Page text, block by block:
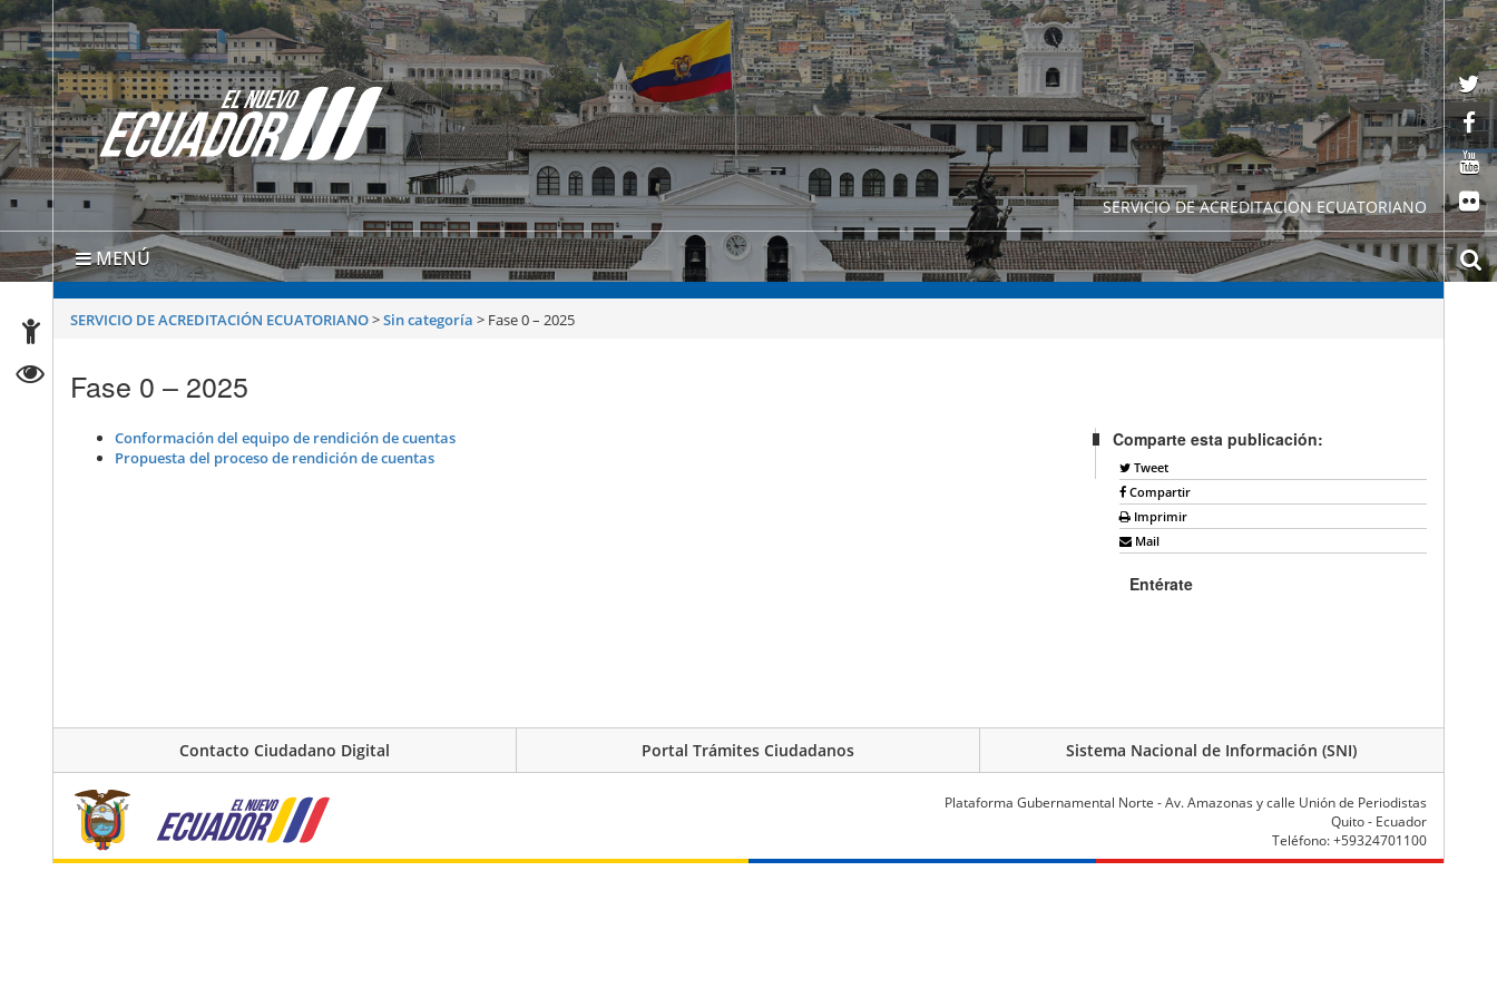
SERVICIO DE ACREDITACION ECUATORIANO
MENÚ
SERVICIO DE ACREDITACIÓN ECUATORIANO>Sin categoría > Fase 0 – 2025
Fase 0 – 2025
Conformación del equipo de rendición de cuentas
Propuesta del proceso de rendición de cuentas
Comparte esta publicación:
Tweet
Compartir
Imprimir
Mail
Entérate
Contacto Ciudadano Digital Portal Trámites Ciudadanos Sistema Nacional de Información (SNI)
Plataforma Gubernamental Norte - Av. Amazonas y calle Unión de Periodistas
Quito - Ecuador
Teléfono: +59324701100